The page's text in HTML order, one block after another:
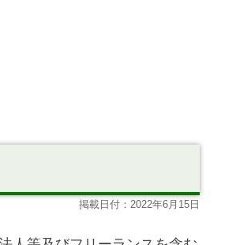
掲載日付：2022年6月15日